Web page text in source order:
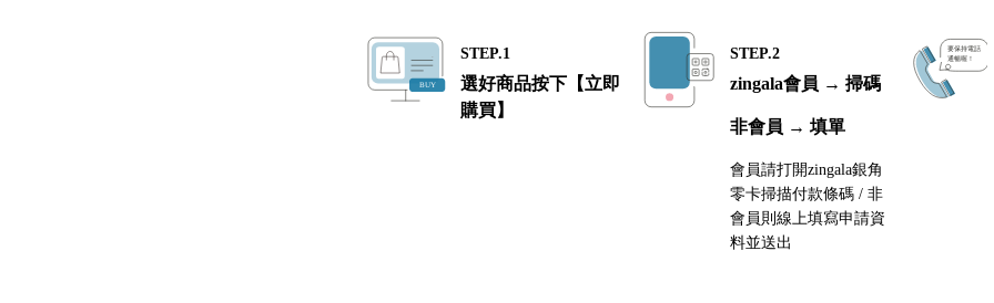
STEP.1
選好商品按下【立即
購買】
STEP.2
zingala會員 → 掃碼
非會員 → 填單
會員請打開zingala銀角
零卡掃描付款條碼 / 非
會員則線上填寫申請資
料並送出